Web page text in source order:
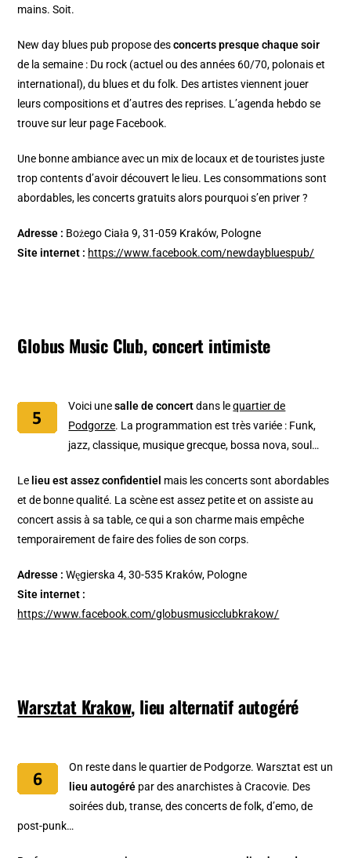
mains. Soit.
New day blues pub propose desconcerts presque chaque soir
de la semaine : Du rock (actuel ou des années 60/70, polonais et
international), du blues et du folk. Des artistes viennent jouer
leurs compositions et d’autres des reprises. L’agenda hebdo se
trouve sur leur page Facebook.
Une bonne ambiance avec un mix de locaux et de touristes juste
trop contents d’avoir découvert le lieu. Les consommations sont
abordables, les concerts gratuits alors pourquoi s’en priver ?
Adresse : Bożego Ciała 9, 31-059 Kraków, Pologne
Site internet : https://www.facebook.com/newdaybluespub/
Globus Music Club, concert intimiste
Voici unesalle de concertdans lequartier de
Podgorze. La programmation est très variée : Funk,
jazz, classique, musique grecque, bossa nova, soul…
Le lieu est assez confidentiel mais les concerts sont abordables
et de bonne qualité. La scène est assez petite et on assiste au
concert assis à sa table, ce qui a son charme mais empêche
temporairement de faire des folies de son corps.
Adresse : Węgierska 4, 30-535 Kraków, Pologne
Site internet :
https://www.facebook.com/globusmusicclubkrakow/
Warsztat Krakow, lieu alternatif autogéré
On reste dans le quartier de Podgorze. Warsztat est un
lieu autogéré par des anarchistes à Cracovie. Des
soirées dub, transe, des concerts de folk, d’emo, de
post-punk…